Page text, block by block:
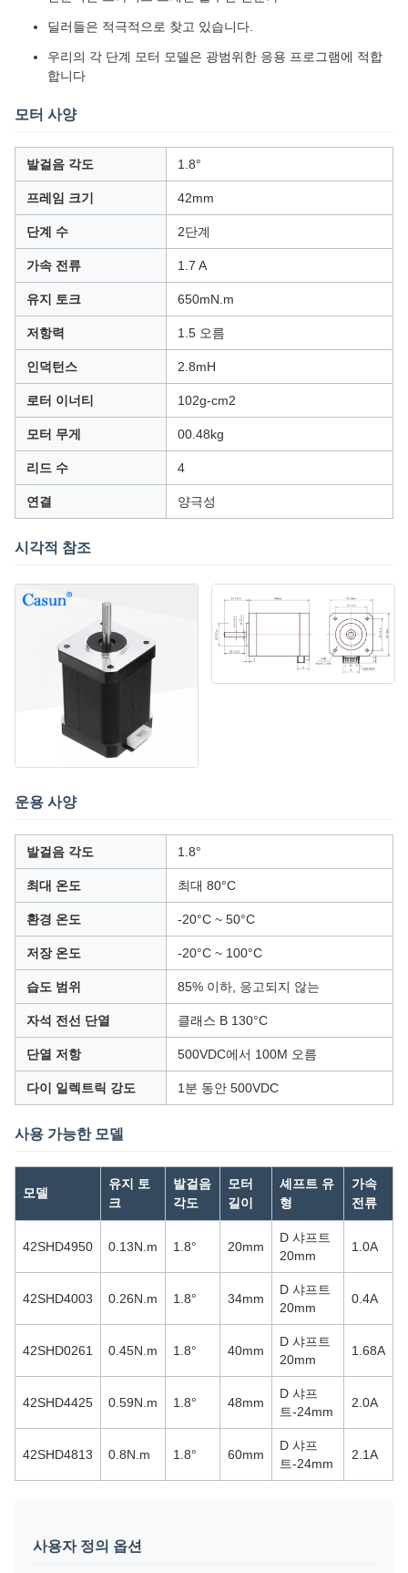
딜러들은 적극적으로 찾고 있습니다.
우리의 각 단계 모터 모델은 광범위한 응용 프로그램에 적합
합니다
모터 사양
발걸음 각도 1.8°
프레임 크기 42mm
단계 수 2단계
가속 전류 1.7 A
유지 토크 650mN.m
저항력 1.5 오름
인덕턴스 2.8mH
로터 이너티 102g-cm2
모터 무게 00.48kg
리드 수 4
연결 양극성
시각적 참조
운용 사양
발걸음 각도 1.8°
최대 온도 최대 80°C
환경 온도 -20°C ~ 50°C
저장 온도 -20°C ~ 100°C
습도 범위 85% 이하, 응고되지 않는
자석 전선 단열 클래스 B 130°C
단열 저항 500VDC에서 100M 오름
다이 일렉트릭 강도 1분 동안 500VDC
사용 가능한 모델
모델
유지 토
크
발걸음
각도
모터
길이
셰프트 유
형
가속
전류
42SHD4950 0.13N.m 1.8° 20mm
D 샤프트
20mm
1.0A
42SHD4003 0.26N.m 1.8° 34mm
D 샤프트
20mm
0.4A
42SHD0261 0.45N.m 1.8° 40mm
D 샤프트
20mm
1.68A
42SHD4425 0.59N.m 1.8° 48mm
D 샤프
트-24mm
2.0A
42SHD4813 0.8N.m 1.8° 60mm
D 샤프
트-24mm
2.1A
사용자 정의 옵션